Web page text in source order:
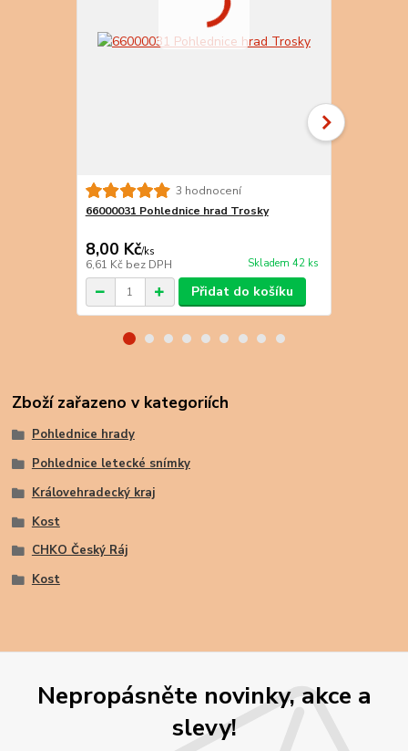
3 hodnocení
66000031 Pohlednice hrad Trosky
8,00 Kč/ks
6,61 Kč bez DPH Skladem 42 ks
Přidat do košíku
Zboží zařazeno v kategoriích
Pohlednice hrady
Pohlednice letecké snímky
Královehradecký kraj
Kost
CHKO Český Ráj
Kost
Nepropásněte novinky, akce a
slevy!